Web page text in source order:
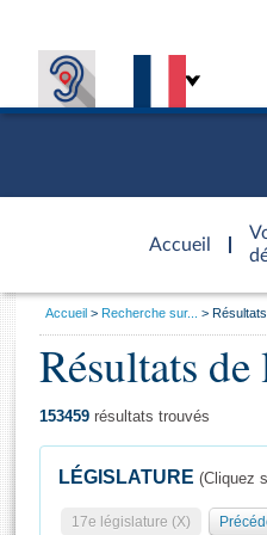
Accueil
d'accueil
Général
Vous
Accueil Recherche sur...
Résultats de
153459 résultats trouvés
LÉGISLATURE (Cliquez
17e législature (X)